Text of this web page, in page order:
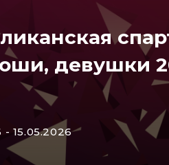
девушки
- 15.05.2026